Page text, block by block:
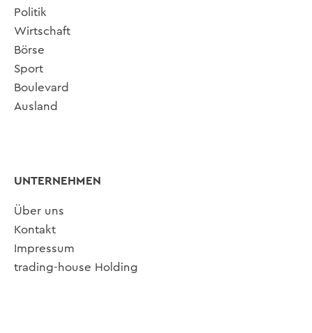
Politik
Wirtschaft
Börse
Sport
Boulevard
Ausland
UNTERNEHMEN
Über uns
Kontakt
Impressum
trading-house Holding